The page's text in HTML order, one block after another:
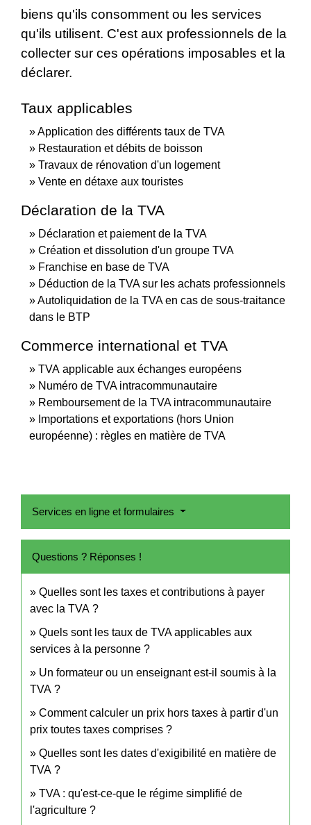
biens qu'ils consomment ou les services
qu'ils utilisent. C'est aux professionnels de la
collecter sur ces opérations imposables et la
déclarer.
Taux applicables
Application des différents taux de TVA
Restauration et débits de boisson
Travaux de rénovation d'un logement
Vente en détaxe aux touristes
Déclaration de la TVA
Déclaration et paiement de la TVA
Création et dissolution d'un groupe TVA
Franchise en base de TVA
Déduction de la TVA sur les achats professionnels
Autoliquidation de la TVA en cas de sous-traitance
dans le BTP
Commerce international et TVA
TVA applicable aux échanges européens
Numéro de TVA intracommunautaire
Remboursement de la TVA intracommunautaire
Importations et exportations (hors Union
européenne) : règles en matière de TVA
Services en ligne et formulaires
Questions ? Réponses !
Quelles sont les taxes et contributions à payer
avec la TVA ?
Quels sont les taux de TVA applicables aux
services à la personne ?
Un formateur ou un enseignant est-il soumis à la
TVA ?
Comment calculer un prix hors taxes à partir d'un
prix toutes taxes comprises ?
Quelles sont les dates d'exigibilité en matière de
TVA ?
TVA : qu'est-ce-que le régime simplifié de
l'agriculture ?